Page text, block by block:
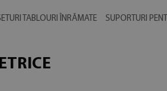
TABLOURI ÎNRĂMATE SUPORTURI